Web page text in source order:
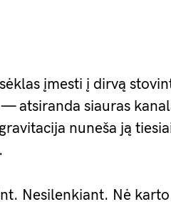
įmesti į dirvą
atsiranda siauras
nuneša ją
Nesilenkiant. Nė